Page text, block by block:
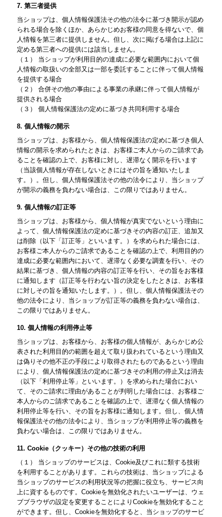
7. 第三者提供
当ショップは、個人情報保護法その他の法令に基づき開示が認め
られる場合を除くほか、あらかじめお客様の同意を得ないで、個
人情報を第三者に提供しません。但し、次に掲げる場合は上記に
定める第三者への提供には該当しません。
（１） 当ショップが利用目的の達成に必要な範囲内において個
人情報の取扱いの全部又は一部を委託することに伴って個人情報
を提供する場合
（２） 合併その他の事由による事業の承継に伴って個人情報が
提供される場合
（３） 個人情報保護法の定めに基づき共同利用する場合
8. 個人情報の開示
当ショップは、お客様から、個人情報保護法の定めに基づき個人
情報の開示を求められたときは、お客様ご本人からのご請求であ
ることを確認の上で、お客様に対し、遅滞なく開示を行います
（当該個人情報が存在しないときにはその旨を通知いたしま
す。）。但し、個人情報保護法その他の法令により、当ショップ
が開示の義務を負わない場合は、この限りではありません。
9. 個人情報の訂正等
当ショップは、お客様から、個人情報が真実でないという理由に
よって、個人情報保護法の定めに基づきその内容の訂正、追加又
は削除（以下「訂正等」といいます。）を求められた場合には、
お客様ご本人からのご請求であることを確認の上で、利用目的の
達成に必要な範囲内において、遅滞なく必要な調査を行い、その
結果に基づき、個人情報の内容の訂正等を行い、その旨をお客様
に通知します（訂正等を行わない旨の決定をしたときは、お客様
に対しその旨を通知いたします。）。但し、個人情報保護法その
他の法令により、当ショップが訂正等の義務を負わない場合は、
この限りではありません。
10. 個人情報の利用停止等
当ショップは、お客様から、お客様の個人情報が、あらかじめ公
表された利用目的の範囲を超えて取り扱われているという理由又
は偽りその他不正の手段により取得されたものであるという理由
により、個人情報保護法の定めに基づきその利用の停止又は消去
（以下「利用停止等」といいます。）を求められた場合におい
て、そのご請求に理由があることが判明した場合には、お客様ご
本人からのご請求であることを確認の上で、遅滞なく個人情報の
利用停止等を行い、その旨をお客様に通知します。但し、個人情
報保護法その他の法令により、当ショップが利用停止等の義務を
負わない場合は、この限りではありません。
11. Cookie（クッキー）その他の技術の利用
（１） 当ショップのサービスは、Cookie及びこれに類する技術
を利用することがあります。これらの技術は、当ショップによる
当ショップのサービスの利用状況等の把握に役立ち、サービス向
上に資するものです。Cookieを無効化されたいユーザーは、ウェ
ブブラウザの設定を変更することによりCookieを無効化すること
ができます。但し、Cookieを無効化すると、当ショップのサービ